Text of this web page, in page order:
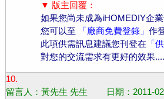
▼ 版主回覆：
如果您尚未成為iHOMEDIY企業
您可以至
「廠商免費登錄」 作
此項供需訊息建議您刊登在 「
對您的交流需求有更好的效果....
10.
留言人：黃先生 先生 日期：2011-